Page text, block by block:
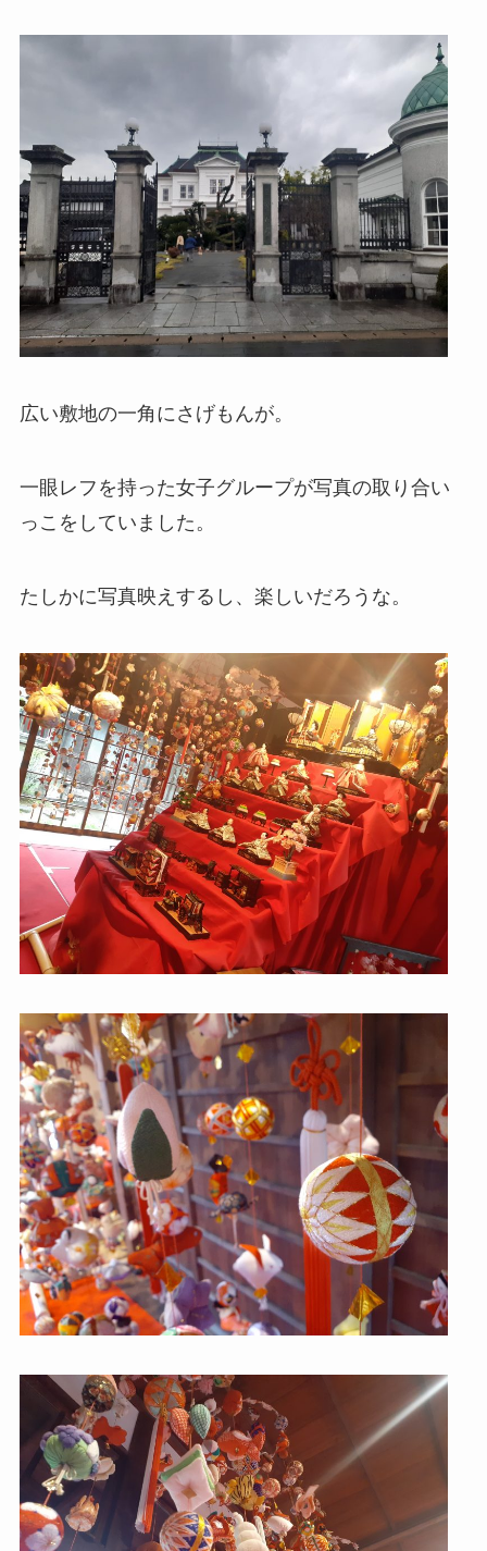
広い敷地の一角にさげもんが。
一眼レフを持った女子グループが写真の取り合い
っこをしていました。
たしかに写真映えするし、楽しいだろうな。